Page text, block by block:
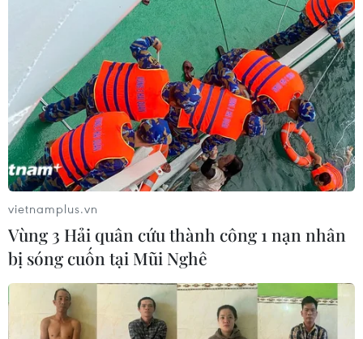
vietnamplus.vn
Vùng 3 Hải quân cứu thành công 1 nạn nhân
bị sóng cuốn tại Mũi Nghê